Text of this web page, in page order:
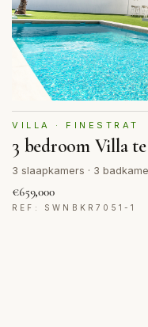
VILLA · FINESTRAT
3 bedroom Villa
3 slaapkamers · 3
€659,000
REF: SWNBKR7051-1